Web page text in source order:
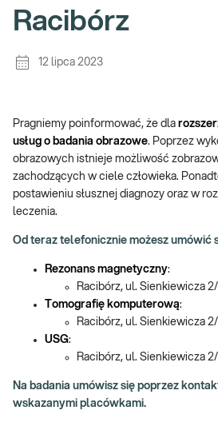
Racibórz
12 lipca 2023
Pragniemy poinformować, że dla
usług o badania obrazowe. Poprzez
obrazowych istnieje możliwość
zachodzących w ciele człowieka.
postawieniu słusznej diagnozy oraz w
leczenia.
Od teraz telefonicznie możesz umówić
Rezonans magnetyczny:
Racibórz, ul. Sienkiewicza
Tomografię komputerową:
Racibórz, ul. Sienkiewicza
USG:
Racibórz, ul. Sienkiewicza
Na badania umówisz się poprzez
wskazanymi placówkami.